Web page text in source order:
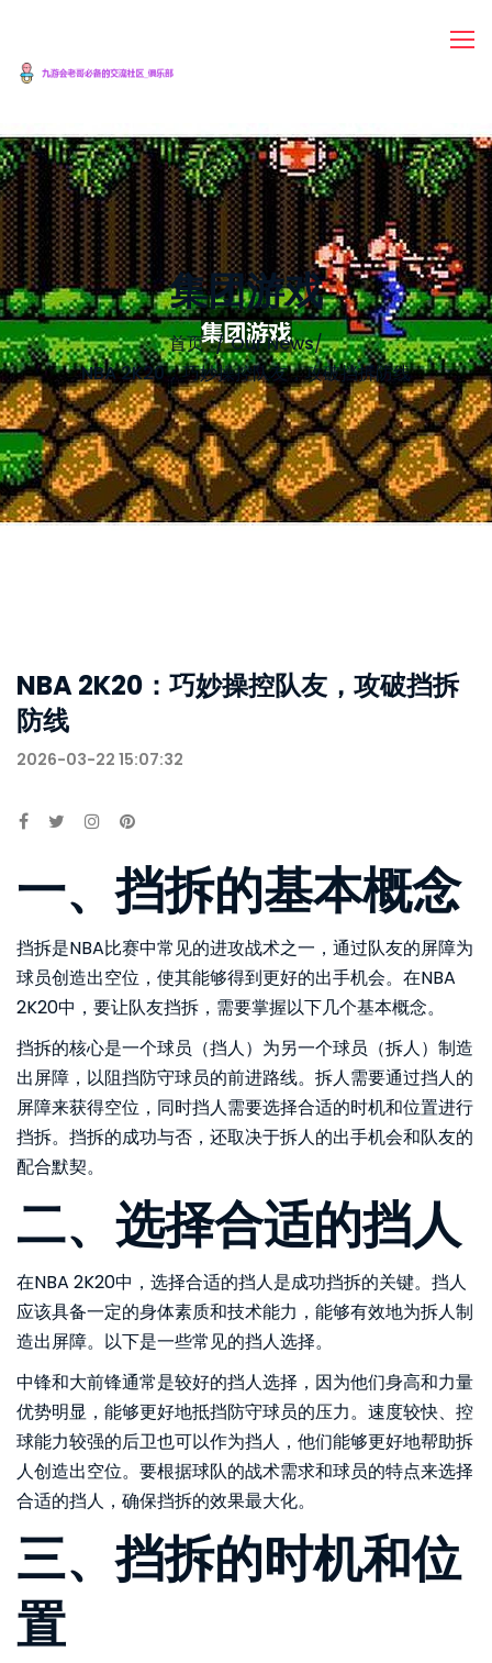
集团游戏
首页 Our News/
NBA 2K20：巧妙操控队友，攻破挡拆防线
NBA 2K20：巧妙操控队友，攻破挡拆
防线
2026-03-22 15:07:32
一、挡拆的基本概念
挡拆是NBA比赛中常见的进攻战术之一，通过队友的屏障为
球员创造出空位，使其能够得到更好的出手机会。在NBA
2K20中，要让队友挡拆，需要掌握以下几个基本概念。
挡拆的核心是一个球员（挡人）为另一个球员（拆人）制造
出屏障，以阻挡防守球员的前进路线。拆人需要通过挡人的
屏障来获得空位，同时挡人需要选择合适的时机和位置进行
挡拆。挡拆的成功与否，还取决于拆人的出手机会和队友的
配合默契。
二、选择合适的挡人
在NBA 2K20中，选择合适的挡人是成功挡拆的关键。挡人
应该具备一定的身体素质和技术能力，能够有效地为拆人制
造出屏障。以下是一些常见的挡人选择。
中锋和大前锋通常是较好的挡人选择，因为他们身高和力量
优势明显，能够更好地抵挡防守球员的压力。速度较快、控
球能力较强的后卫也可以作为挡人，他们能够更好地帮助拆
人创造出空位。要根据球队的战术需求和球员的特点来选择
合适的挡人，确保挡拆的效果最大化。
三、挡拆的时机和位
置